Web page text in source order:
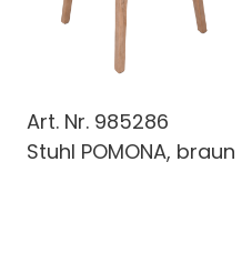
Art. Nr. 985286
Stuhl POMONA, braun